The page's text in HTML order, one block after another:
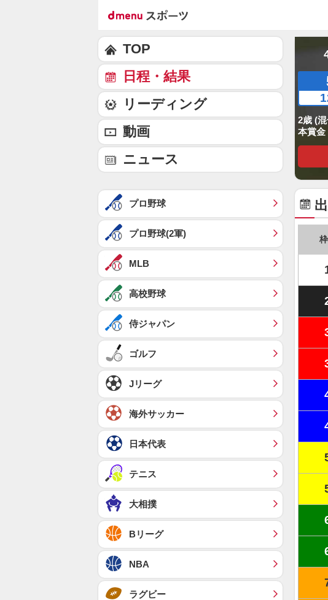
2歳 (
本賞金
TOP
日程・結果
リーディング
動画
ニュース
プロ野球
プロ野球(2軍)
MLB
高校野球
侍ジャパン
ゴルフ
Jリーグ
海外サッカー
日本代表
テニス
大相撲
Bリーグ
NBA
ラグビー